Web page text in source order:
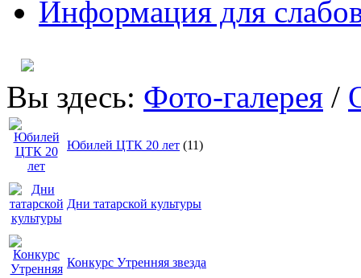
Информация для
Вы здесь: Фото-галерея /
Юбилей ЦТК 20 лет (11)
Дни татарской культуры
Конкурс Утренняя звезда